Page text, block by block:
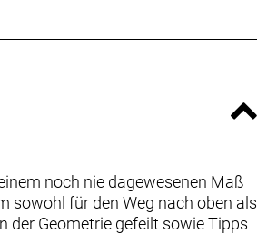
noch nie dagewesenen Maß
sowohl für den Weg nach oben als
der Geometrie gefeilt sowie Tipps